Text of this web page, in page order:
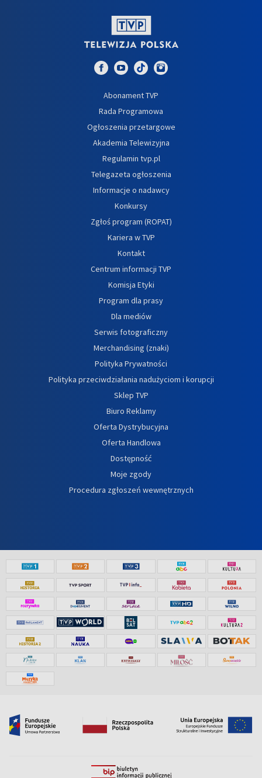
Abonament TVP
Rada Programowa
Ogłoszenia przetargowe
Akademia Telewizyjna
Regulamin tvp.pl
Telegazeta ogłoszenia
Informacje o nadawcy
Konkursy
Zgłoś program (ROPAT)
Kariera w TVP
Kontakt
Centrum informacji TVP
Komisja Etyki
Program dla prasy
Dla mediów
Serwis fotograficzny
Merchandising (znaki)
Polityka Prywatności
Polityka przeciwdziałania nadużyciom i korupcji
Sklep TVP
Biuro Reklamy
Oferta Dystrybucyjna
Oferta Handlowa
Dostępność
Moje zgody
Procedura zgłoszeń wewnętrznych